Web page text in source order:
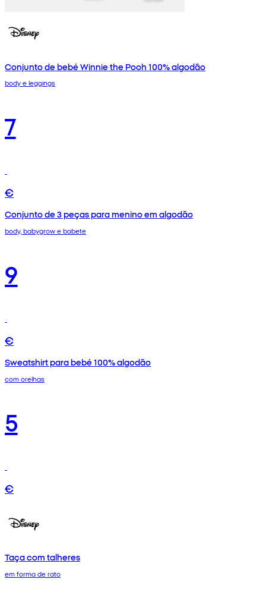
Conjunto de bebé Winnie the Pooh 100% algodão
body e leggings
7
€
Conjunto de 3 peças para menino em algodão
body, babygrow e babete
9
€
Sweatshirt para bebé 100% algodão
com orelhas
5
€
Taça com talheres
em forma de rato